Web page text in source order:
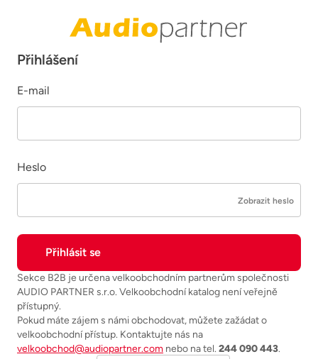
Přihlášení
E-mail
Heslo
Zobrazit heslo
Sekce B2B je určena velkoobchodním partnerům společnosti
AUDIO PARTNER s.r.o. Velkoobchodní katalog není veřejně
přístupný.
Pokud máte zájem s námi obchodovat, můžete zažádat o
velkoobchodní přístup. Kontaktujte nás na
velkoobchod@audiopartner.com nebo na tel. 244 090 443.